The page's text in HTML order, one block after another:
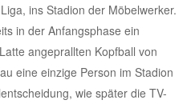
ins Stadion der Möbelwerker.
in der Anfangsphase ein
angeprallten Kopfball von
eine einzige Person im Stadion
wie später die TV-